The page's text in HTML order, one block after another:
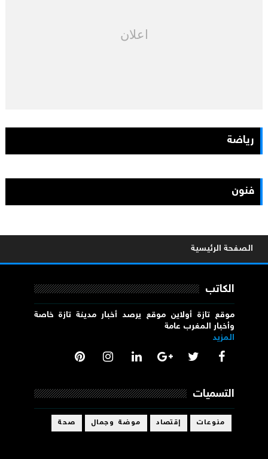
اعلان
رياضة
فنون
الصفحة الرئيسية
الكاتب
موقع تازة أولاين موقع يرصد أخبار مدينة تازة خاصة
وأخبار المغرب عامة
المزيد
التسميات
منوعات إقتصاد موضة وجمال صحة